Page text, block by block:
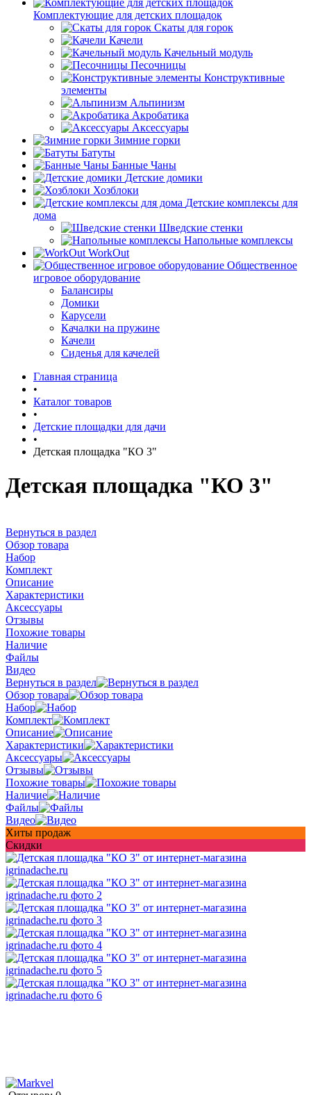
Комплектующие для детских площадок
Скаты для горок
Качели
Качельный модуль
Песочницы
Конструктивные
элементы
Альпинизм
Акробатика
Аксессуары
Зимние горки
Батуты
Банные Чаны
Детские домики
Хозблоки
Детские комплексы для
дома
Шведские стенки
Напольные комплексы
WorkOut
Общественное
игровое оборудование
Балансиры
Домики
Карусели
Качалки на пружине
Качели
Сиденья для качелей
Главная страница
•
Каталог товаров
•
Детские площадки для дачи
•
Детская площадка "КО 3"
Детская площадка "КО 3"
Вернуться в раздел
Обзор товара
Набор
Комплект
Описание
Характеристики
Аксессуары
Отзывы
Похожие товары
Наличие
Файлы
Видео
Вернуться в раздел
Обзор товара
Набор
Комплект
Описание
Характеристики
Аксессуары
Отзывы
Похожие товары
Наличие
Файлы
Видео
Хиты продаж
Скидки